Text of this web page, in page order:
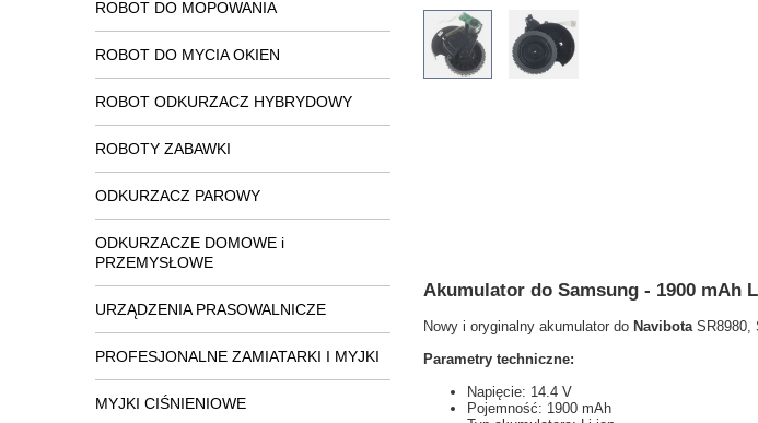
ROBOT DO MOPOWANIA
ROBOT DO MYCIA OKIEN
ROBOT ODKURZACZ HYBRYDOWY
ROBOTY ZABAWKI
ODKURZACZ PAROWY
ODKURZACZE DOMOWE i
PRZEMYSŁOWE
URZĄDZENIA PRASOWALNICZE
PROFESJONALNE ZAMIATARKI I MYJKI
MYJKI CIŚNIENIOWE
Akumulator do Samsung - 1900 mAh
Nowy i oryginalny akumulator do NavibotaSR8980,
Parametry techniczne:
Napięcie: 14.4 V
Pojemność: 1900 mAh